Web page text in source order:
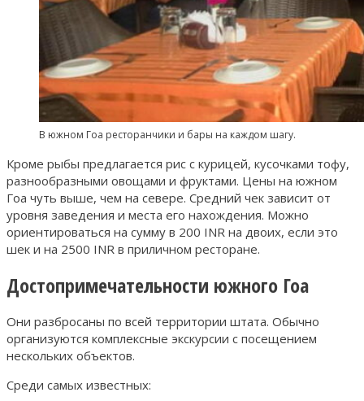
В южном Гоа ресторанчики и бары на каждом шагу.
Кроме рыбы предлагается рис с курицей, кусочками тофу,
разнообразными овощами и фруктами. Цены на южном
Гоа чуть выше, чем на севере. Средний чек зависит от
уровня заведения и места его нахождения. Можно
ориентироваться на сумму в 200 INR на двоих, если это
шек и на 2500 INR в приличном ресторане.
Достопримечательности южного Гоа
Они разбросаны по всей территории штата. Обычно
организуются комплексные экскурсии с посещением
нескольких объектов.
Среди самых известных: